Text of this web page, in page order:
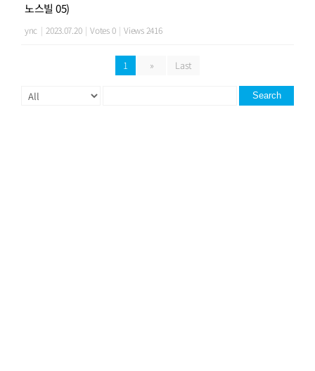
노스빌 05)
ync | 2023.07.20 | Votes 0 | Views 2416
1 » Last
Search